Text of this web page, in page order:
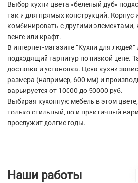
Выбор кухни цвета «беленый дуб»
так и для прямых конструкций.
комбинировать с другими элементами,
венге или крафт.
В интернет-магазине “Кухни для
подходящий гарнитур по низкой цене.
доставка и установка. Цена кухни
размера (например, 600 мм) и
варьируется от 10000 до 50000 руб.
Выбирая кухонную мебель в этом
только стильный, но и практичный
прослужит долгие годы.
Наши работы